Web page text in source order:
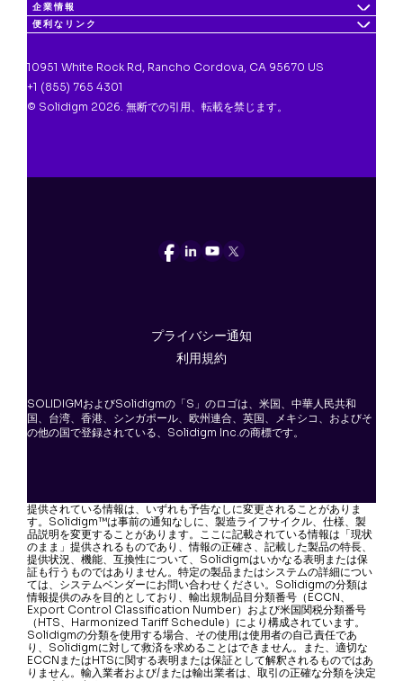
企業情報
便利なリンク
10951 White Rock Rd, Rancho Cordova, CA 95670 US
+1 (855) 765 4301
© Solidigm 2026. 無断での引用、転載を禁じます。
プライバシー通知
利用規約
SOLIDIGMおよびSolidigmの「S」のロゴは、米国、中華人民共和
国、台湾、香港、シンガポール、欧州連合、英国、メキシコ、およびそ
の他の国で登録されている、Solidigm Inc.の商標です。
提供されている情報は、いずれも予告なしに変更されることがありま
す。Solidigm™は事前の通知なしに、製造ライフサイクル、仕様、製
品説明を変更することがあります。ここに記載されている情報は「現状
のまま」提供されるものであり、情報の正確さ、記載した製品の特長、
提供状況、機能、互換性について、Solidigmはいかなる表明または保
証も行うものではありません。特定の製品またはシステムの詳細につい
ては、システムベンダーにお問い合わせください。Solidigmの分類は
情報提供のみを目的としており、輸出規制品目分類番号（ECCN、
Export Control Classification Number）および米国関税分類番号
（HTS、Harmonized Tariff Schedule）により構成されています。
Solidigmの分類を使用する場合、その使用は使用者の自己責任であ
り、Solidigmに対して救済を求めることはできません。また、適切な
ECCNまたはHTSに関する表明または保証として解釈されるものではあ
りません。輸入業者および/または輸出業者は、取引の正確な分類を決定